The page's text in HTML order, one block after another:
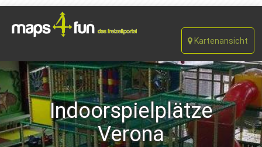
Kartenansicht
Indoorspielplätze
Verona